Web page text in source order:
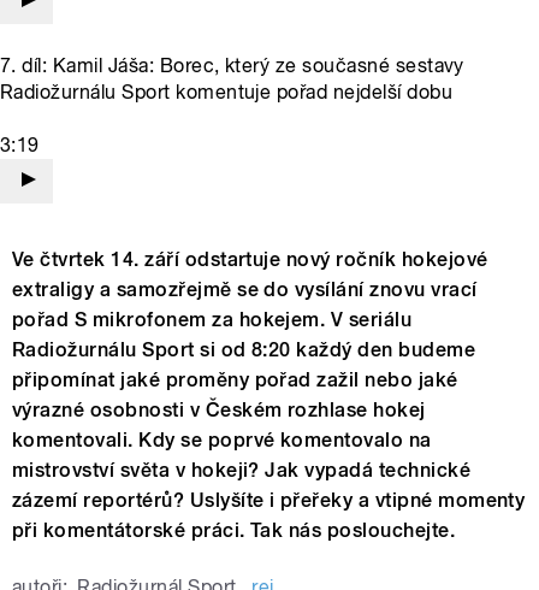
7. díl: Kamil Jáša: Borec, který ze současné sestavy
Radiožurnálu Sport komentuje pořad nejdelší dobu
3:19
Ve čtvrtek 14. září odstartuje nový ročník hokejové
extraligy a samozřejmě se do vysílání znovu vrací
pořad S mikrofonem za hokejem. V seriálu
Radiožurnálu Sport si od 8:20 každý den budeme
připomínat jaké proměny pořad zažil nebo jaké
výrazné osobnosti v Českém rozhlase hokej
komentovali. Kdy se poprvé komentovalo na
mistrovství světa v hokeji? Jak vypadá technické
zázemí reportérů? Uslyšíte i přeřeky a vtipné momenty
při komentátorské práci. Tak nás poslouchejte.